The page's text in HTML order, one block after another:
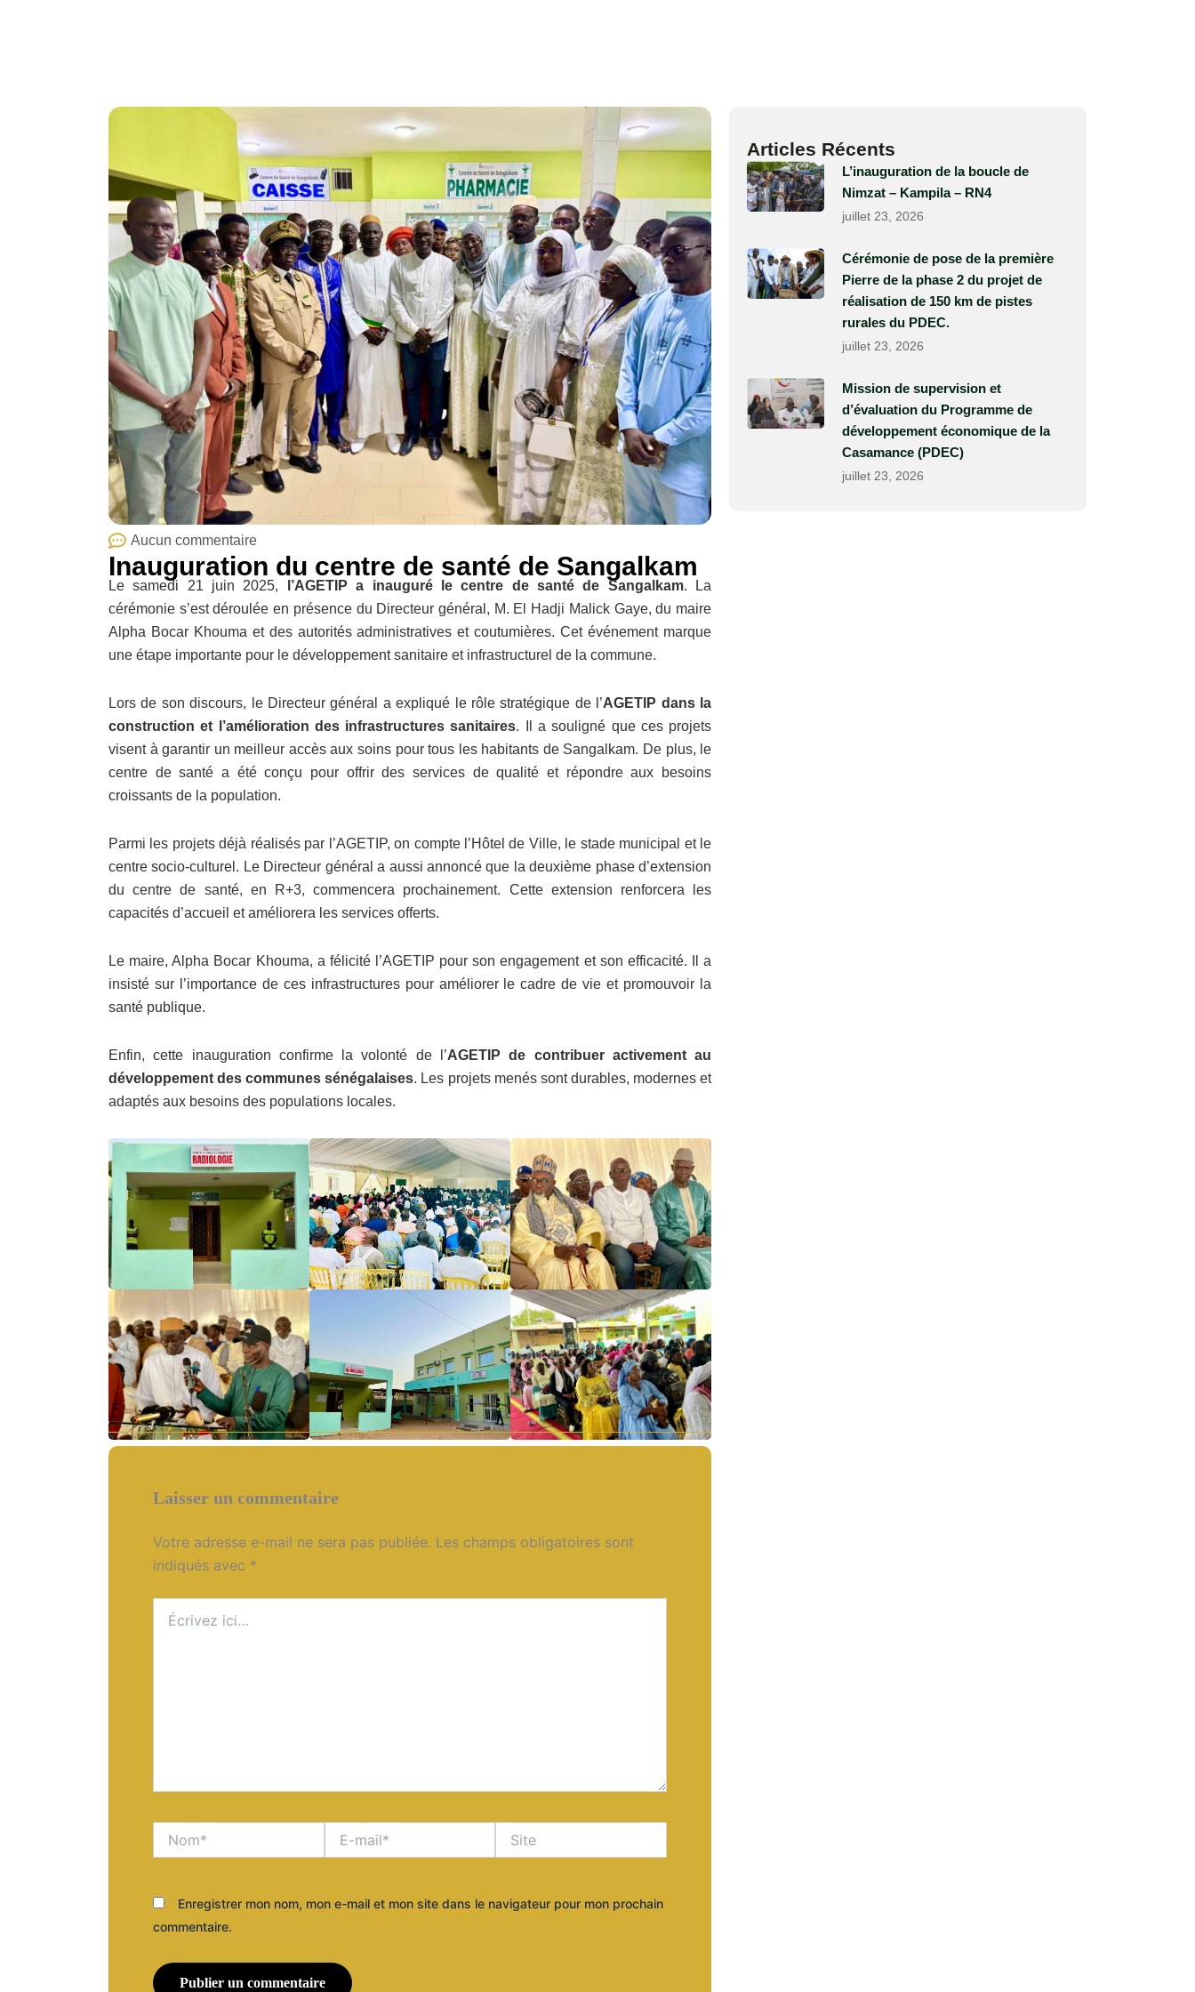
Aucun commentaire
Inauguration du centre de santé de Sangalkam
Le samedi 21 juin 2025, l’AGETIP a inauguré le centre de santé de Sangalkam. La
cérémonie s’est déroulée en présence du Directeur général, M. El Hadji Malick Gaye, du maire
Alpha Bocar Khouma et des autorités administratives et coutumières. Cet événement marque
une étape importante pour le développement sanitaire et infrastructurel de la commune.
Lors de son discours, le Directeur général a expliqué le rôle stratégique de l’AGETIP dans la
construction et l’amélioration des infrastructures sanitaires. Il a souligné que ces projets
visent à garantir un meilleur accès aux soins pour tous les habitants de Sangalkam. De plus, le
centre de santé a été conçu pour offrir des services de qualité et répondre aux besoins
croissants de la population.
Parmi les projets déjà réalisés par l’AGETIP, on compte l’Hôtel de Ville, le stade municipal et le
centre socio-culturel. Le Directeur général a aussi annoncé que la deuxième phase d’extension
du centre de santé, en R+3, commencera prochainement. Cette extension renforcera les
capacités d’accueil et améliorera les services offerts.
Le maire, Alpha Bocar Khouma, a félicité l’AGETIP pour son engagement et son efficacité. Il a
insisté sur l’importance de ces infrastructures pour améliorer le cadre de vie et promouvoir la
santé publique.
Enfin, cette inauguration confirme la volonté de l’AGETIP de contribuer activement au
développement des communes sénégalaises. Les projets menés sont durables, modernes et
adaptés aux besoins des populations locales.
Laisser un commentaire
Votre adresse e-mail ne sera pas publiée. Les champs obligatoires sont
indiqués avec *
ici…
mail*
Enregistrer mon nom, mon e-mail et mon site dans le navigateur pour mon prochain
commentaire.
Articles Récents
L’inauguration de la boucle de
Nimzat – Kampila – RN4
juillet 23, 2026
Cérémonie de pose de la première
Pierre de la phase 2 du projet de
réalisation de 150 km de pistes
rurales du PDEC.
juillet 23, 2026
Mission de supervision et
d’évaluation du Programme de
développement économique de la
Casamance (PDEC)
juillet 23, 2026